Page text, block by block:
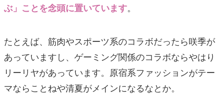
ぶ」ことを念頭に置いています。
たとえば、筋肉やスポーツ系のコラボだったら咲季が
あっていますし、ゲーミング関係のコラボならやはり
リーリヤがあっています。原宿系ファッションがテー
マならことねや清夏がメインになるなとか。